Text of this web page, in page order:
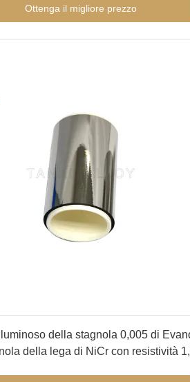
Ottenga il migliore prezzo
della stagnola 0,005 di
della lega di NiCr con resistività